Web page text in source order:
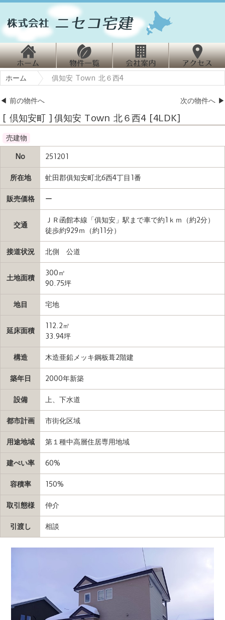
ホ
ーム
物
件情報
会
ホーム 俱知安 Town 北６西4
◀ 前の物件へ 次の物件へ ▶
[ 倶知安町 ] 俱知安 Town 北６西4 [4LDK]
売建物
No 251201
所在地 虻田郡俱知安町北6西4丁目1番
販売価格 ー
交通
ＪＲ函館本線「俱知安」駅まで車で約1ｋｍ（約2分）
徒歩約929ｍ（約11分）
接道状況 北側 公道
土地面積
300㎡
90.75坪
地目 宅地
延床面積
112.2㎡
33.94坪
構造 木造亜鉛メッキ鋼板葺2階建
築年日 2000年新築
設備 上、下水道
都市計画 市街化区域
用途地域 第１種中高層住居専用地域
建ぺい率 60%
容積率 150%
取引態様 仲介
引渡し 相談